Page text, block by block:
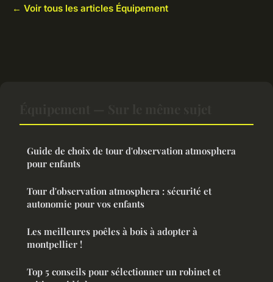
← Voir tous les articles Équipement
Guide de choix de tour d'observation atmosphera
pour enfants
Tour d'observation atmosphera : sécurité et
autonomie pour vos enfants
Les meilleures poêles à bois à adopter à
montpellier !
Top 5 conseils pour sélectionner un robinet et